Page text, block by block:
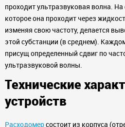
проходит ультразвуковая волна.
которое она проходит через
изменяя свою частоту, делается
этой субстанции (в среднем).
присущ определенный сдвиг по
ультразвуковой волны.
Технические
устройств
Расходомерсостоит из корпуса